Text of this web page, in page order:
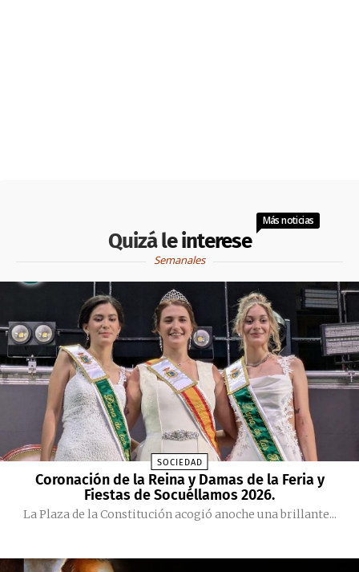
Quizá le interese
Más noticias
Semanales
SOCIEDAD
Coronación de la Reina y Damas de la Feria y
Fiestas de Socuéllamos 2026.
La Plaza de la Constitución acogió anoche una brillante...